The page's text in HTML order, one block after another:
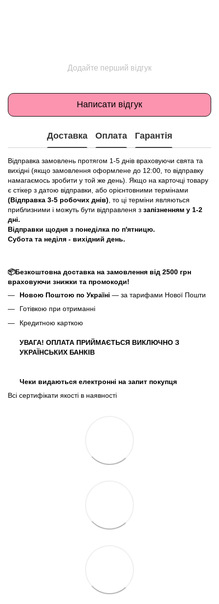
Додайте перший відгук
Написати відгук
Доставка Оплата Гарантія
Відправка замовлень протягом 1-5 днів враховуючи свята та
вихідні (якщо замовлення оформлене до 12:00, то відправку
намагаємось зробити у той же день). Якщо на карточці товару
є стікер з датою відправки, або орієнтовними термінами
(Відправка 3-5 робочих днів) , то ці терміни являються
приблизними і можуть бути відправленя з запізненням у 1-2
дні.
Відправки щодня з понеділка по п'ятницю.
Субота та неділя - вихідний день.
📦Безкоштовна доставка на замовлення від 2500 грн
враховуючи знижки та промокоди!
Новою Поштою по Україні — за тарифами Нової Пошти
Готівкою при отриманні
Кредитною карткою
УВАГА! ОПЛАТА ПРИЙМАЄТЬСЯ ВИКЛЮЧНО З
УКРАЇНСЬКИХ БАНКІВ
Чеки видаються електронні на запит покупця
Всі сертифікати якості в наявності